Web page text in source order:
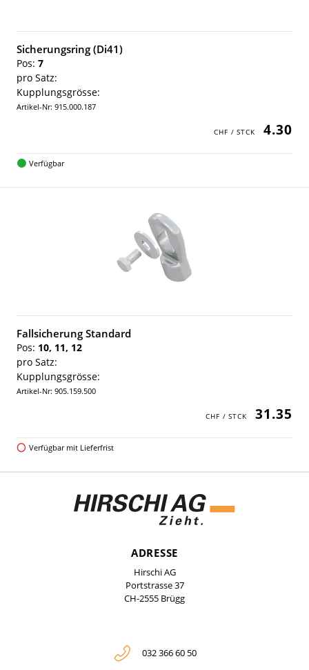
Sicherungsring (Di41)
Pos: 7
pro Satz:
Kupplungsgrösse:
Artikel-Nr: 915.000.187
4.30
Verfügbar
Fallsicherung Standard
Pos: 10, 11, 12
pro Satz:
Kupplungsgrösse:
Artikel-Nr: 905.159.500
31.35
Verfügbar mit Lieferfrist
ADRESSE
Hirschi AG
Portstrasse 37
CH-2555 Brügg
032 366 60 50